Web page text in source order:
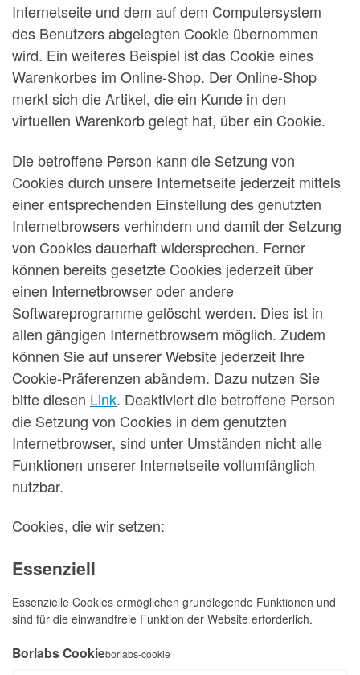
Internetseite und dem auf dem Computersystem
des Benutzers abgelegten Cookie übernommen
wird. Ein weiteres Beispiel ist das Cookie eines
Warenkorbes im Online-Shop. Der Online-Shop
merkt sich die Artikel, die ein Kunde in den
virtuellen Warenkorb gelegt hat, über ein Cookie.
Die betroffene Person kann die Setzung von
Cookies durch unsere Internetseite jederzeit mittels
einer entsprechenden Einstellung des genutzten
Internetbrowsers verhindern und damit der Setzung
von Cookies dauerhaft widersprechen. Ferner
können bereits gesetzte Cookies jederzeit über
einen Internetbrowser oder andere
Softwareprogramme gelöscht werden. Dies ist in
allen gängigen Internetbrowsern möglich. Zudem
können Sie auf unserer Website jederzeit Ihre
Cookie-Präferenzen abändern. Dazu nutzen Sie
bitte diesen Link. Deaktiviert die betroffene Person
die Setzung von Cookies in dem genutzten
Internetbrowser, sind unter Umständen nicht alle
Funktionen unserer Internetseite vollumfänglich
nutzbar.
Cookies, die wir setzen:
Essenziell
Essenzielle Cookies ermöglichen grundlegende Funktionen und
sind für die einwandfreie Funktion der Website erforderlich.
Borlabs Cookieborlabs-cookie